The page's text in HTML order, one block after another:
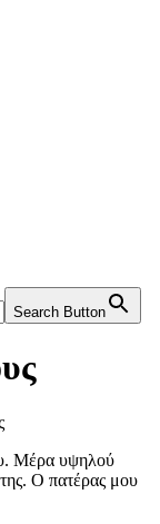
Search Button
Μέρα υψηλού
Ο πατέρας μου